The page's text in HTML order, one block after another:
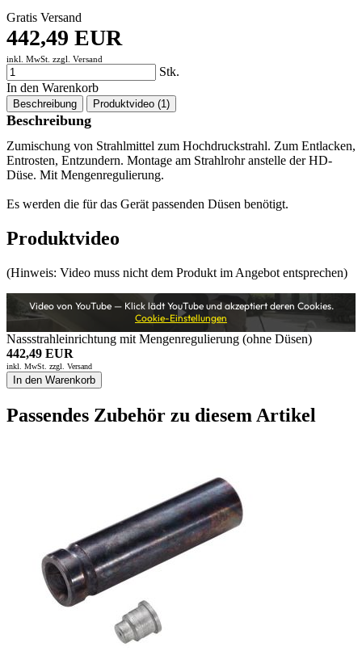
Gratis Versand
442,49 EUR
inkl. MwSt. zzgl. Versand
Stk.
In den Warenkorb
Beschreibung Produktvideo (1)
Beschreibung
Zumischung von Strahlmittel zum Hochdruckstrahl. Zum Entlacken,
Entrosten, Entzundern. Montage am Strahlrohr anstelle der HD-
Düse. Mit Mengenregulierung.
Es werden die für das Gerät passenden Düsen benötigt.
Produktvideo
(Hinweis: Video muss nicht dem Produkt im Angebot entsprechen)
Video von YouTube — Klick lädt YouTube und akzeptiert deren Cookies.
Cookie-Einstellungen
Nassstrahleinrichtung mit Mengenregulierung (ohne Düsen)
442,49 EUR
inkl. MwSt. zzgl. Versand
In den Warenkorb
Passendes Zubehör zu diesem Artikel